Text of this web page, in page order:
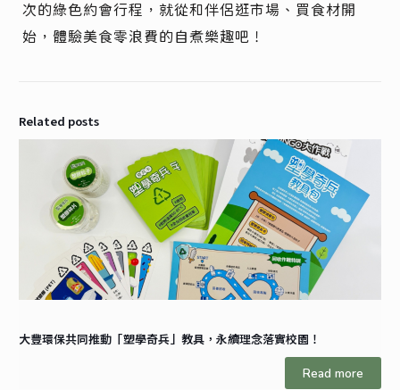
次的綠色約會行程，就從和伴侶逛市場、買食材開
始，體驗美食零浪費的自煮樂趣吧！
Related posts
大豐環保共同推動「塑學奇兵」教具，永續理念落實校園！
Read more